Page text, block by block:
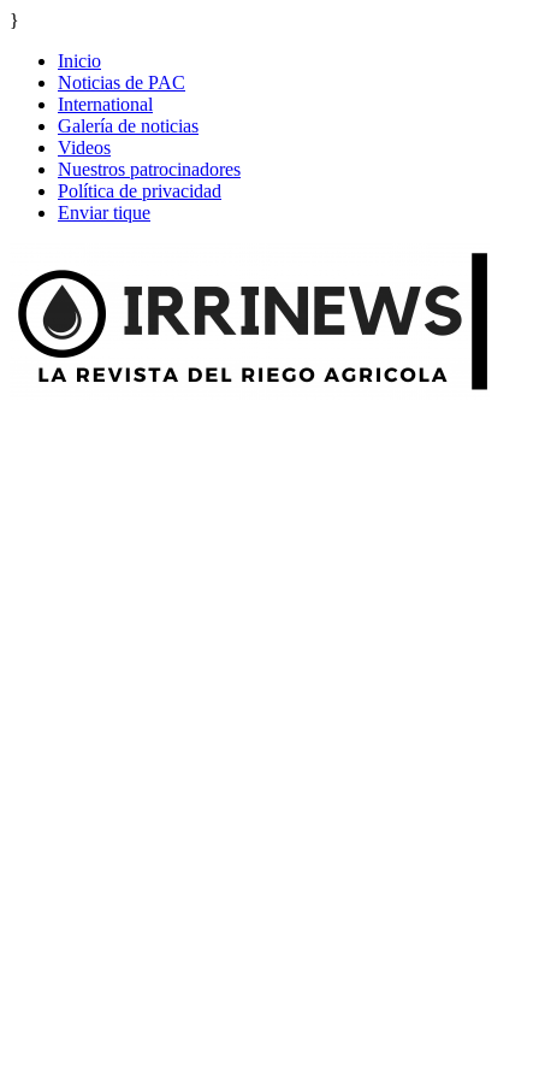
}
Inicio
Noticias de PAC
International
Galería de noticias
Videos
Nuestros patrocinadores
Política de privacidad
Enviar tique